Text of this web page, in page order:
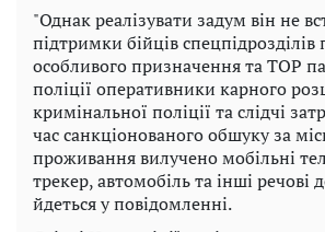
"Однак реалізувати задум він не
підтримки бійців спецпідрозділів
особливого призначення та ТОР
поліції оперативники карного
кримінальної поліції та слідчі
час санкціонованого обшуку за
проживання вилучено мобільні
трекер, автомобіль та інші речові
йдеться у повідомленні.